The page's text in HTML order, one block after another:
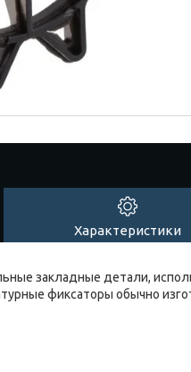
Характеристики
закладные детали,
фиксаторы обычно